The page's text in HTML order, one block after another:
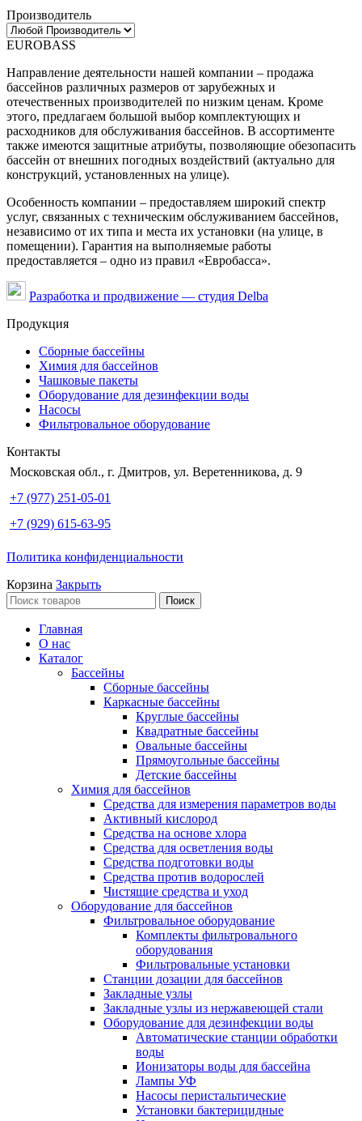
Производитель
EUROBASS
Направление деятельности нашей компании – продажа
бассейнов различных размеров от зарубежных и
отечественных производителей по низким ценам. Кроме
этого, предлагаем большой выбор комплектующих и
расходников для обслуживания бассейнов. В ассортименте
также имеются защитные атрибуты, позволяющие обезопасить
бассейн от внешних погодных воздействий (актуально для
конструкций, установленных на улице).
Особенность компании – предоставляем широкий спектр
услуг, связанных с техническим обслуживанием бассейнов,
независимо от их типа и места их установки (на улице, в
помещении). Гарантия на выполняемые работы
предоставляется – одно из правил «Евробасса».
Разработка и продвижение — студия Delba
Продукция
Сборные бассейны
Химия для бассейнов
Чашковые пакеты
Оборудование для дезинфекции воды
Насосы
Фильтровальное оборудование
Контакты
Московская обл., г. Дмитров, ул. Веретенникова, д. 9
+7 (977) 251-05-01
+7 (929) 615-63-95
Политика конфиденциальности
Корзина Закрыть
Поиск
Главная
О нас
Каталог
Бассейны
Сборные бассейны
Каркасные бассейны
Круглые бассейны
Квадратные бассейны
Овальные бассейны
Прямоугольные бассейны
Детские бассейны
Химия для бассейнов
Средства для измерения параметров воды
Активный кислород
Средства на основе хлора
Средства для осветления воды
Средства подготовки воды
Средства против водорослей
Чистящие средства и уход
Оборудование для бассейнов
Фильтровальное оборудование
Комплекты фильтровального
оборудования
Фильтровальные установки
Станции дозации для бассейнов
Закладные узлы
Закладные узлы из нержавеющей стали
Оборудование для дезинфекции воды
Автоматические станции обработки
воды
Ионизаторы воды для бассейна
Лампы УФ
Насосы перистальтические
Установки бактерицидные